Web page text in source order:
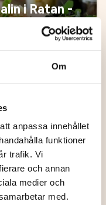
Om
anpassa innehållet
funktioner
trafik. Vi
och annan
medier och
med.
i Ratan -
Älvdal